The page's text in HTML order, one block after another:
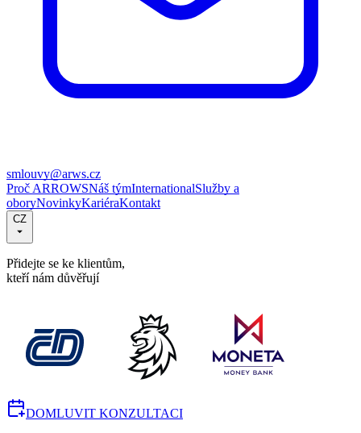
smlouvy@arws.cz
Proč ARROWSNáš týmInternationalSlužby a
oboryNovinkyKariéraKontakt
CZ
Přidejte se ke klientům,
kteří nám důvěřují
DOMLUVIT KONZULTACI